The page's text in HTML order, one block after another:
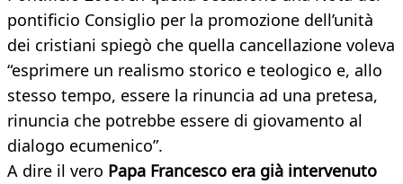
pontificio Consiglio per la promozione dell’unità
dei cristiani spiegò che quella cancellazione voleva
“esprimere un realismo storico e teologico e, allo
stesso tempo, essere la rinuncia ad una pretesa,
rinuncia che potrebbe essere di giovamento al
dialogo ecumenico”.
A dire il vero Papa Francesco era già intervenuto